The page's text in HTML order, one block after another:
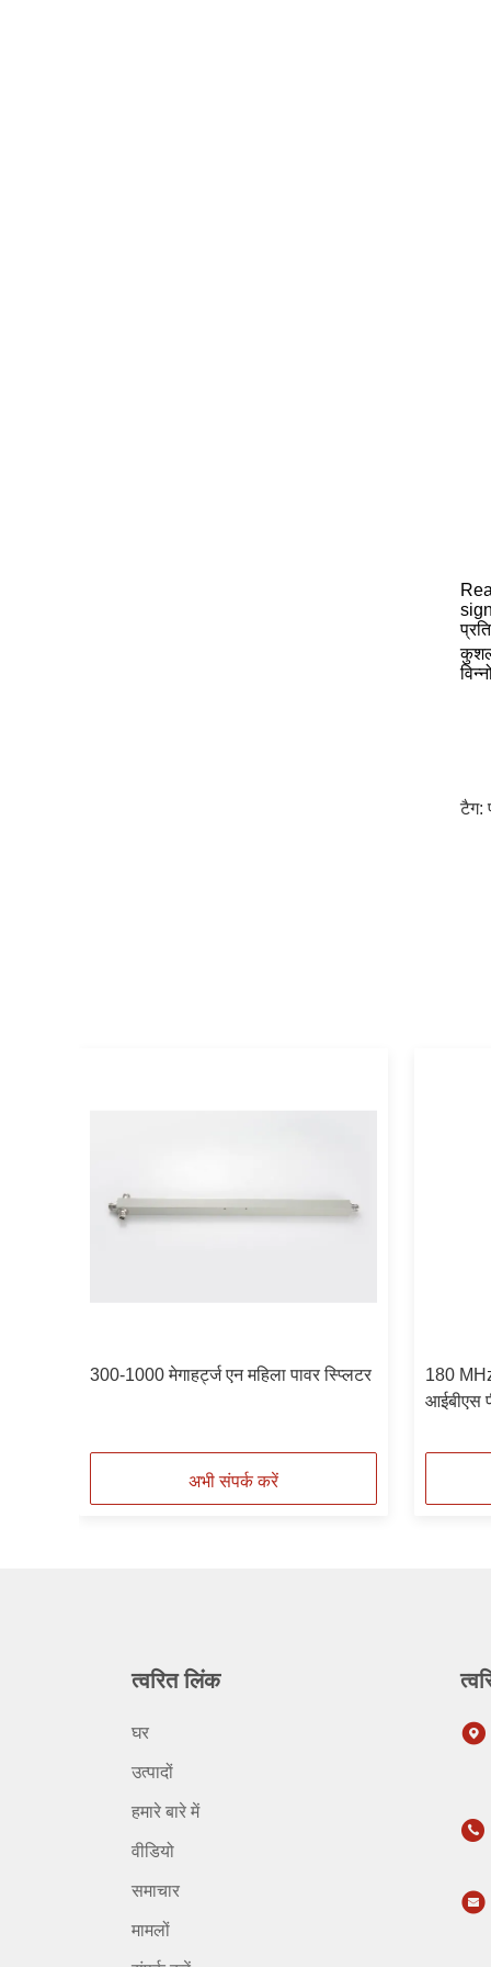
टैग:
300-1000 मेगाहर्ट्ज एन महिला पावर स्प्लिटर
अभी संपर्क करें
180
आईबीएस
त्वरित लिंक
घर
उत्पादों
हमारे बारे में
वीडियो
समाचार
मामलों